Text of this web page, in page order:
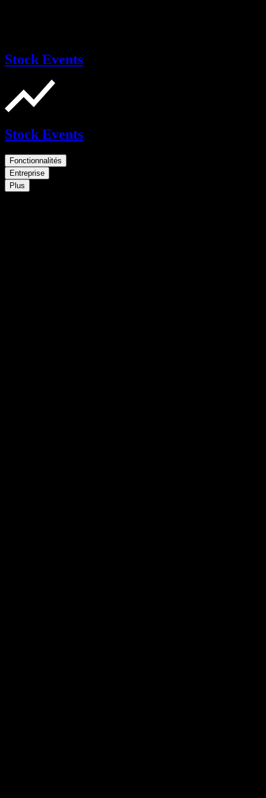
Stock Events
Stock Events
Fonctionnalités
Entreprise
Plus